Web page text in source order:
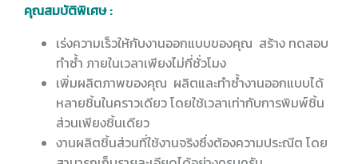
คุณสมบัติพิเศษ :
เร่งความเร็วให้กับงานออกแบบของคุณ สร้าง ทดสอบ
ทำซ้ำ ภายในเวลาเพียงไม่กี่ชั่วโมง
เพิ่มผลิตภาพของคุณ ผลิตและทำซ้ำงานออกแบบได้
หลายชิ้นในคราวเดียว โดยใช้เวลาเท่ากับการพิมพ์ชิ้น
ส่วนเพียงชิ้นเดียว
งานผลิตชิ้นส่วนที่ใช้งานจริงซึ่งต้องความประณีต โดย